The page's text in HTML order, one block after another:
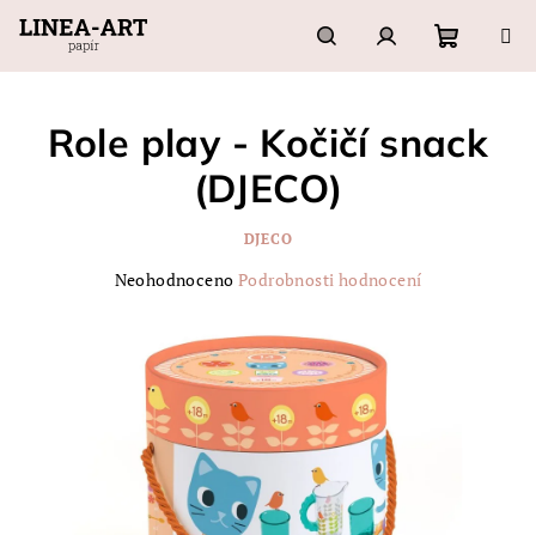
HledatPřihlášení
košík
Role play - Kočičí snack
(DJECO)
DJECO
Průměrné
hvězdiček.
Neohodnoceno Podrobnosti hodnocení